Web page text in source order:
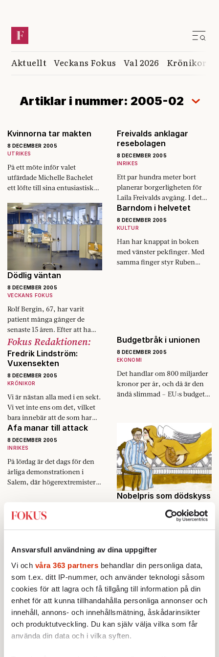
Ansvarsfull användning av dina uppgifter
Vi och våra 363 partners behandlar din personliga data,
som t.ex. ditt IP-nummer, och använder teknologi såsom
cookies för att lagra och få tillgång till information på din
enhet för att kunna tillhandahålla personliga annonser och
innehåll, annons- och innehållsmätning, åskådarinsikter
och produktutveckling. Du kan själv välja vilka som får
använda din data och i vilka syften.
Aktuellt Veckans Fokus Val 2026 Krönikor
Artiklar i nummer: 2005-02
Kvinnorna tar makten
8 DECEMBER 2005
UTRIKES
På ett möte inför valet
utfärdade Michelle Bachelet
ett löfte till sina entusiastiska
av min regering kommer att
bestå av kvinnor.…
Freivalds anklagar
resebolagen
8 DECEMBER 2005
INRIKES
Ett par hundra meter bort
planerar borgerligheten för
Laila Freivalds avgång. I det
guldglänsande rummet i
Arvfurstens palats sitter
utrikesministern tryggt
tillbakalutad. Mot sig har…
Dödlig väntan
8 DECEMBER 2005
VECKANS FOKUS
Rolf Bergin, 67, har varit
patient många gånger de
senaste 15 åren. Efter att ha
överlevt en akut hjärt­
operation 1991 har han
genomlevt både
Barndom i helvetet
8 DECEMBER 2005
KULTUR
Han har knappat in boken
med vänster pekfinger. Med
samma finger styr Ruben
Fokus Redaktionen:
Fredrik Lindström:
Vuxensekten
8 DECEMBER 2005
KRÖNIKOR
Vi är nästan alla med i en sekt.
Vi vet inte ens om det, vilket
bara innebär att de som har
värvat oss har gjort…
Budgetbråk i unionen
8 DECEMBER 2005
EKONOMI
Det handlar om 800 miljarder
kronor per år, och då är den
ändå slimmad – EU:s budget
Afa manar till attack
8 DECEMBER 2005
INRIKES
På lördag är det dags för den
årliga demonstrationen i
Salem, där högerextremister
till döds år 2000.…
Nobelpris som dödskyss
Varje år i oktober våndas
telefonen. Nobelpriset
berömmelse, men kan också
förlama en forskarkarriär.
Fokus Redaktionen:
Akut ingrepp behövs
8 DECEMBER 2005
Att söka vård innebär att lägga
delar eller hela sitt liv i
händerna på andra personer.
Det är ett enormt förtroende
Lista alla våra nummer